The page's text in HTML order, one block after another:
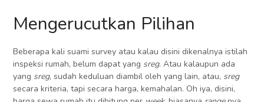
Mengerucutkan Pilihan
Beberapa kali suami survey atau kalau disini dikenalnya istilah
inspeksi rumah, belum dapat yang sreg. Atau kalaupun ada
yang sreg, sudah keduluan diambil oleh yang lain, atau, sreg
secara kriteria, tapi secara harga, kemahalan. Oh iya, disini,